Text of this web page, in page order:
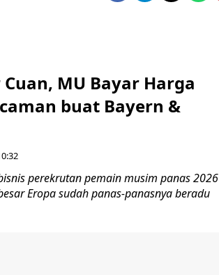
MU Bayar Harga
buat Bayern &
bisnis perekrutan pemain musim panas 2026
Eropa sudah panas-panasnya beradu